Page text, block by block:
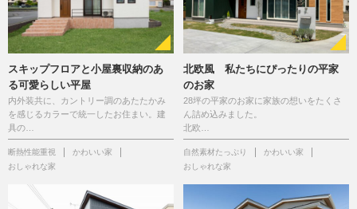
スキップフロアと小屋裏収納のあ
る可愛らしい平屋
内外装共に、カントリー調のあたたかみ
を感じるカラーで統一したお住まい。建
具の…
断熱性能重視
かわいい家
おしゃれな家
北欧風 私たちにぴったりの平家
のお家
28坪の平家のお家に家族の想いをたくさ
ん詰め込みました。
北欧…
自然素材たっぷり
かわいい家
おしゃれな家